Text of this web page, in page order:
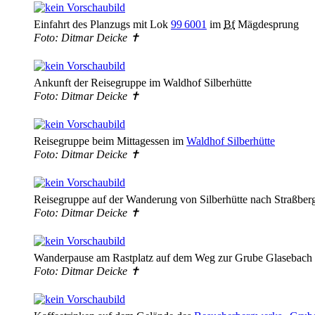
Einfahrt des Planzugs mit Lok 99 6001 im BfMägdesprung
Foto: Ditmar Deicke ✝
Ankunft der Reisegruppe im Waldhof Silberhütte
Foto: Ditmar Deicke ✝
Reisegruppe beim Mittagessen im Waldhof Silberhütte
Foto: Ditmar Deicke ✝
Reisegruppe auf der Wanderung von Silberhütte nach
Foto: Ditmar Deicke ✝
Wanderpause am Rastplatz auf dem Weg zur Grube Glasebach
Foto: Ditmar Deicke ✝